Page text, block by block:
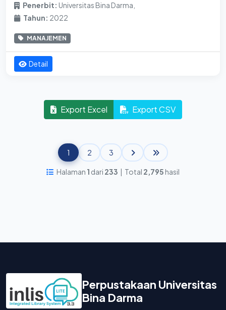
Penerbit: Universitas Bina Darma,
Tahun: 2022
MANAJEMEN
Detail
Export Excel Export CSV
1 2 3
Halaman 1 dari 233 | Total 2,795 hasil
Perpustakaan Universitas
Bina Darma